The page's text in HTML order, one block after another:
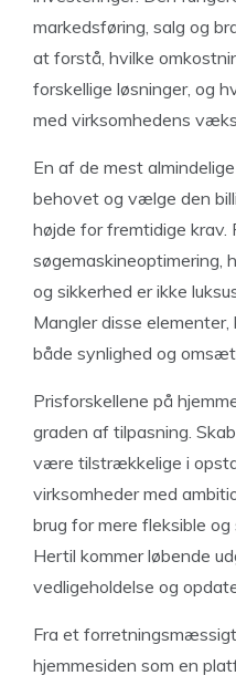
markedsføring, salg og
at forstå, hvilke
forskellige løsninger, og
med virksomhedens
En af de mest
behovet og vælge den
højde for fremtidige krav.
søgemaskineoptimering,
og sikkerhed er ikke
Mangler disse
både synlighed og
Prisforskellene på
graden af tilpasning.
være tilstrækkelige i
virksomheder med
brug for mere fleksible
Hertil kommer løbende
vedligeholdelse og
Fra et
hjemmesiden som en